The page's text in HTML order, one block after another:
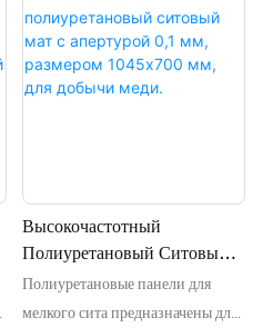
Высокочастотный
Полиуретановый Ситовый
Мат С Апертурой 0,1 Мм,
Размером 1045x700 Мм, Для
Полиуретановые панели для
мелкого сита предназначены для